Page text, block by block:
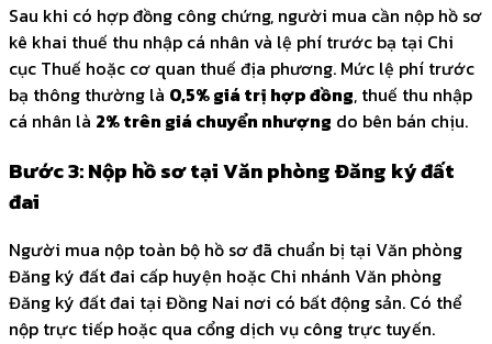
Sau khi có hợp đồng công chứng, người mua cần nộp hồ sơ
kê khai thuế thu nhập cá nhân và lệ phí trước bạ tại Chi
cục Thuế hoặc cơ quan thuế địa phương. Mức lệ phí trước
bạ thông thường là 0,5% giá trị hợp đồng, thuế thu nhập
cá nhân là 2% trên giá chuyển nhượng do bên bán chịu.
Bước 3: Nộp hồ sơ tại Văn phòng Đăng ký đất
đai
Người mua nộp toàn bộ hồ sơ đã chuẩn bị tại Văn phòng
Đăng ký đất đai cấp huyện hoặc Chi nhánh Văn phòng
Đăng ký đất đai tại Đồng Nai nơi có bất động sản. Có thể
nộp trực tiếp hoặc qua cổng dịch vụ công trực tuyến.